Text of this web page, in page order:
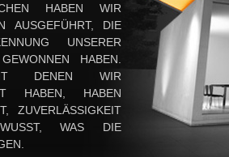
HABEN WIR
AUSGEFÜHRT, DIE
UNSERER
HABEN.
DENEN WIR
HABEN, HABEN
ZUVERLÄSSIGKEIT
WAS DIE